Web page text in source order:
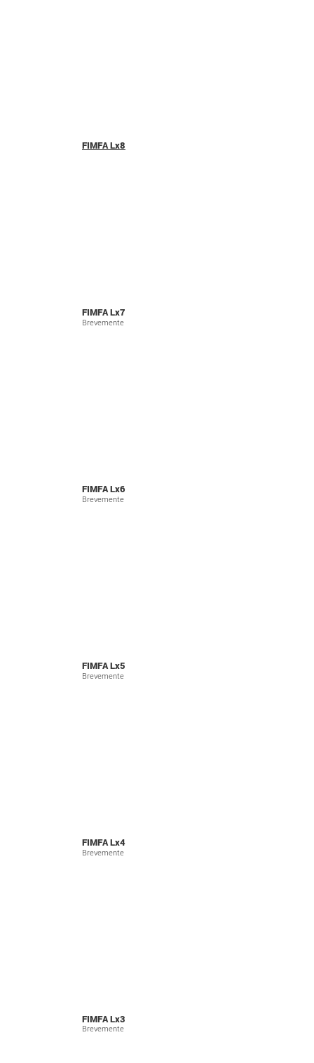
FIMFA Lx8
FIMFA Lx7
Brevemente
FIMFA Lx6
Brevemente
FIMFA Lx5
Brevemente
FIMFA Lx4
Brevemente
FIMFA Lx3
Brevemente